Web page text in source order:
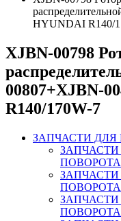
HYUNDAI R140/
XJBN-00798
00807+XJBN-
R140/170W-7
ЗАПЧАСТИ
ПОВОРОТА
ПОВОРОТА
ПОВОРОТА